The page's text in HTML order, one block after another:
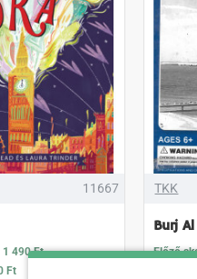
11667
1 490 Ft
Ft
TKK
Burj
Előző